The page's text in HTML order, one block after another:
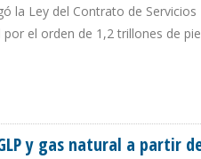
la Ley del Contrato de
el orden de 1,2 trillones de
y gas natural a partir